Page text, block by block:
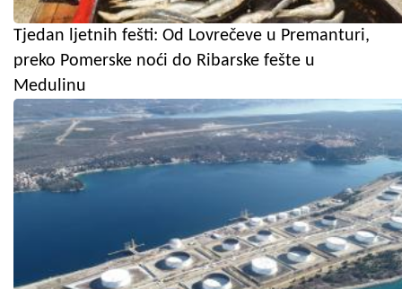
Tjedan ljetnih fešti: Od Lovrečeve u Premanturi,
preko Pomerske noći do Ribarske fešte u
Medulinu